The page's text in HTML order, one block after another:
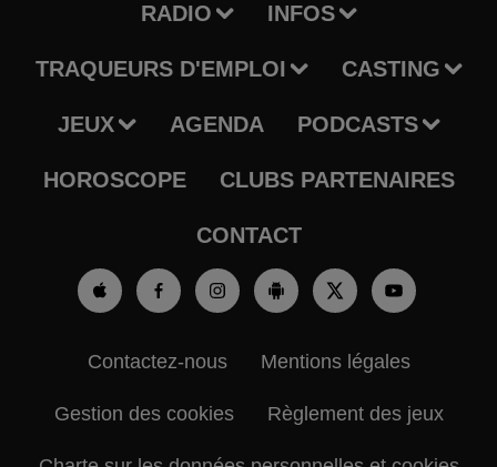
RADIO INFOS
TRAQUEURS D'EMPLOI CASTING
JEUX AGENDA PODCASTS
HOROSCOPE CLUBS PARTENAIRES
CONTACT
Contactez-nous Mentions légales
Gestion des cookies Règlement des jeux